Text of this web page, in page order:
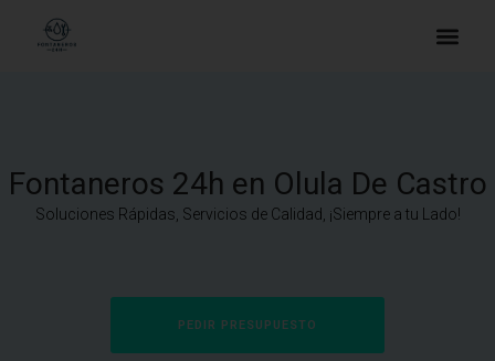
Fontaneros 24h en Olula De Castro
Soluciones Rápidas, Servicios de Calidad, ¡Siempre a tu Lado!
PEDIR PRESUPUESTO